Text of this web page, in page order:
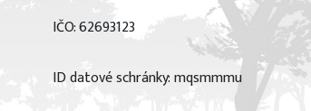
IČO: 62693123
ID datové schránky: mqsmmmu